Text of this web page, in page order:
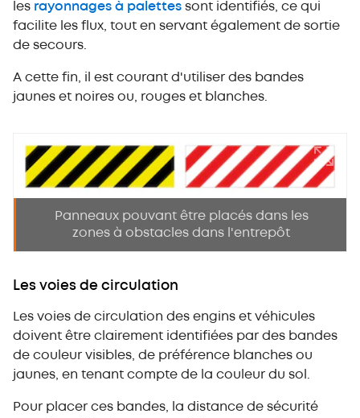
les rayonnages à palettes sont identifiés, ce qui
facilite les flux, tout en servant également de sortie
de secours.
A cette fin, il est courant d'utiliser des bandes
jaunes et noires ou, rouges et blanches.
Panneaux pouvant être placés dans les
zones à obstacles dans l'entrepôt
Les voies de circulation
Les voies de circulation des engins et véhicules
doivent être clairement identifiées par des bandes
de couleur visibles, de préférence blanches ou
jaunes, en tenant compte de la couleur du sol.
Pour placer ces bandes, la distance de sécurité